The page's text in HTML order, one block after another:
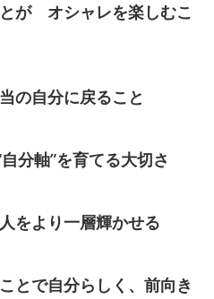
が オシャレを楽しむこ
の自分に戻ること
分軸”を育てる大切さ
をより一層輝かせる
とで自分らしく、前向き